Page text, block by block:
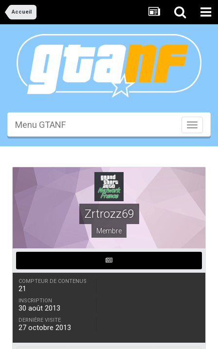
Accueil
Toggle
Menu GTANF
Zrtrozz69
Membre
COMPTEUR DE CONTENUS
21
INSCRIPTION
30 août 2013
DERNIÈRE VISITE
27 octobre 2013